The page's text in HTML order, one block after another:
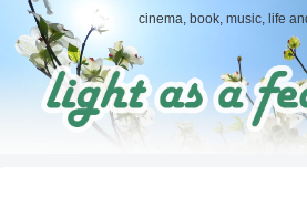
cinema, book, music, life